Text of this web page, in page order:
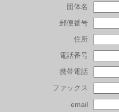
団体名
郵便番号
住所
電話番号
携帯電話
ファックス
email